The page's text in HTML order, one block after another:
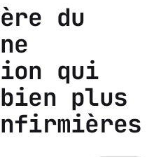
du
qui
plus